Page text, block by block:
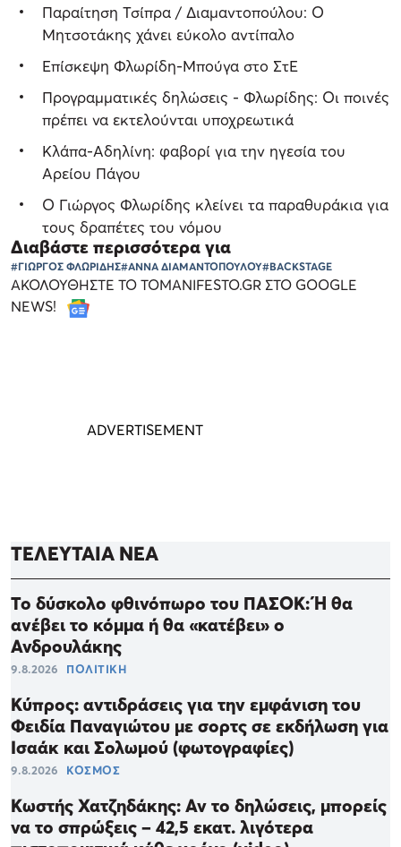
Παραίτηση Τσίπρα / Διαμαντοπούλου: Ο
Μητσοτάκης χάνει εύκολο αντίπαλο
Επίσκεψη Φλωρίδη-Μπούγα στο ΣτΕ
Προγραμματικές δηλώσεις - Φλωρίδης: Οι ποινές
πρέπει να εκτελούνται υποχρεωτικά
Κλάπα-Αδηλίνη: φαβορί για την ηγεσία του
Αρείου Πάγου
O Γιώργος Φλωρίδης κλείνει τα παραθυράκια για
τους δραπέτες του νόμου
Διαβάστε περισσότερα για
#ΓΙΩΡΓΟΣ ΦΛΩΡΙΔΗΣ#ΑΝΝΑ ΔΙΑΜΑΝΤΟΠΟΥΛΟΥ#BACKSTAGE
ΑΚΟΛΟΥΘΗΣΤΕ ΤΟ TOMANIFESTO.GR ΣΤΟ GOOGLE
NEWS!
ΤΕΛΕΥΤΑΙΑ ΝΕΑ
Το δύσκολο φθινόπωρο του ΠΑΣΟΚ: Ή θα
ανέβει το κόμμα ή θα «κατέβει» ο
Ανδρουλάκης
9.8.2026 ΠΟΛΙΤΙΚΗ
Κύπρος: αντιδράσεις για την εμφάνιση του
Φειδία Παναγιώτου με σορτς σε εκδήλωση για
Ισαάκ και Σολωμού (φωτογραφίες)
9.8.2026 ΚΟΣΜΟΣ
Κωστής Χατζηδάκης: Αν το δηλώσεις, μπορείς
να το σπρώξεις – 42,5 εκατ. λιγότερα